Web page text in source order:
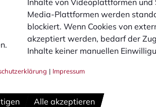
Inhalte von Videoplattformen und
Media-Plattformen werden
blockiert. Wenn Cookies von
akzeptiert werden, bedarf der
Inhalte keiner manuellen
| Impressum
Alle akzeptieren